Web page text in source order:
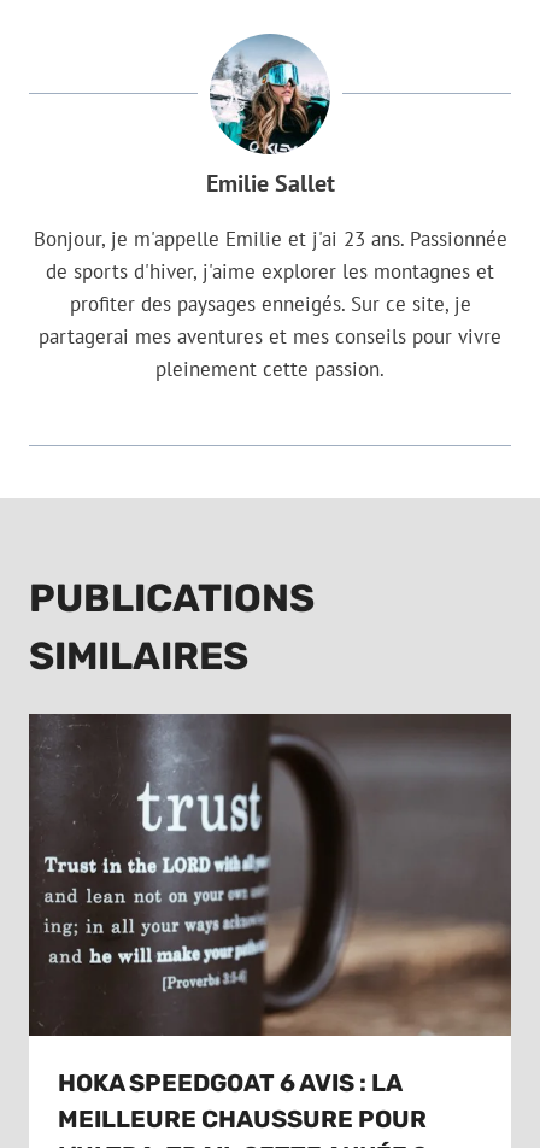
Emilie Sallet
Bonjour, je m'appelle Emilie et j'ai 23 ans. Passionnée
de sports d'hiver, j'aime explorer les montagnes et
profiter des paysages enneigés. Sur ce site, je
partagerai mes aventures et mes conseils pour vivre
pleinement cette passion.
PUBLICATIONS
SIMILAIRES
HOKA SPEEDGOAT 6 AVIS : LA
MEILLEURE CHAUSSURE POUR